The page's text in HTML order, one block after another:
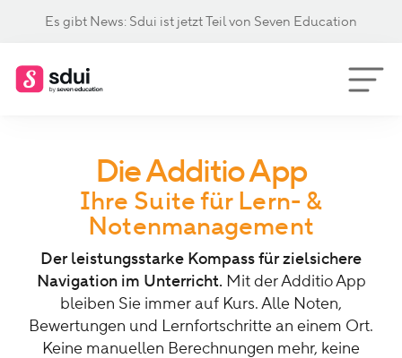
Es gibt News: Sdui ist jetzt Teil von Seven Education
Die Additio App
Ihre Suite für Lern- &
Notenmanagement
Der leistungsstarke Kompass für zielsichere
Navigation im Unterricht. Mit der Additio App
bleiben Sie immer auf Kurs. Alle Noten,
Bewertungen und Lernfortschritte an einem Ort.
Keine manuellen Berechnungen mehr, keine